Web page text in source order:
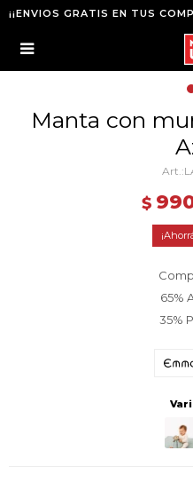
¡¡ENVIOS GRATIS EN TUS

Manta con
$
65%
35%